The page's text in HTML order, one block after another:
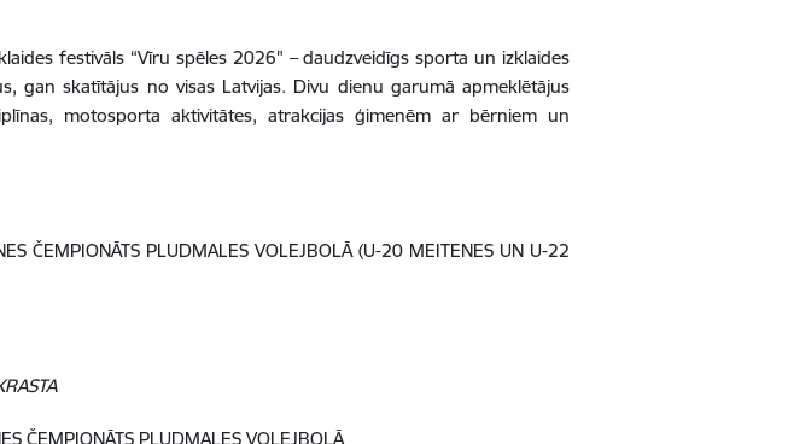
festivāls “Vīru spēles 2026" –daudzveidīgs sporta un izklaides
gan skatītājus no visas Latvijas. Divu dienu garumā apmeklētājus
motosporta aktivitātes, atrakcijas ģimenēm ar bērniem un
ČEMPIONĀTS PLUDMALES VOLEJBOLĀ (U-20 MEITENES UN U-22
ČEMPIONĀTS PLUDMALES VOLEJBOLĀ